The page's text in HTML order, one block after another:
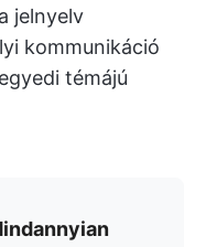
jelnyelv
kommunikáció
témájú